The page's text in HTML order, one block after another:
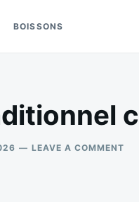
BOISSONS
LEAVE A COMMENTON